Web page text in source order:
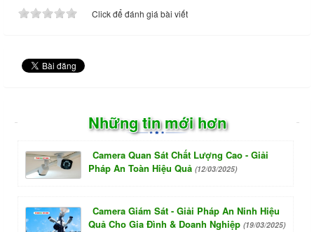
Click để đánh giá bài viết
Những tin mới hơn
Camera Quan Sát Chất Lượng Cao - Giải
Pháp An Toàn Hiệu Quả (12/03/2025)
Camera Giám Sát - Giải Pháp An Ninh Hiệu
Quả Cho Gia Đình & Doanh Nghiệp (19/03/2025)